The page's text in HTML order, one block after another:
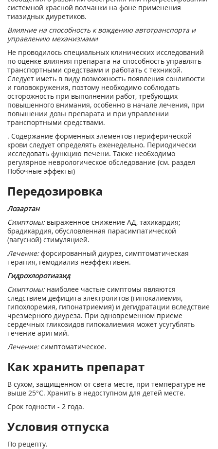
системной красной волчанки на фоне применения
тиазидных диуретиков.
Влияние на способность к вождению автотранспорта и
управлению механизмами
Не проводилось специальных клинических исследований
по оценке влияния препарата на способность управлять
транспортными средствами и работать с техникой.
Следует иметь в виду возможность появления сонливости
и головокружения, поэтому необходимо соблюдать
осторожность при выполнении работ, требующих
повышенного внимания, особенно в начале лечения, при
повышении дозы препарата и при управлении
транспортными средствами.
. Содержание форменных элементов периферической
крови следует определять еженедельно. Периодически
исследовать функцию печени. Также необходимо
регулярное неврологическое обследование (см. раздел
Побочные эффекты)
Передозировка
Лозартан
Симптомы:выраженное снижение АД, тахикардия;
брадикардия, обусловленная парасимпатической
(вагусной) стимуляцией.
Лечение:форсированный диурез, симптоматическая
терапия, гемодиализ неэффективен.
Гидрохлоротиазид
Симптомы:наиболее частые симптомы являются
следствием дефицита электролитов (гипокалиемия,
гипохлоремия, гипонатриемия) и дегидратации вследствие
чрезмерного диуреза. При одновременном приеме
сердечных гликозидов гипокалиемия может усугублять
течение аритмий.
Лечение:симптоматическое.
Как хранить препарат
В сухом, защищенном от света месте, при температуре не
выше 25°С. Хранить в недоступном для детей месте.
Срок годности - 2 года.
Условия отпуска
По рецепту.